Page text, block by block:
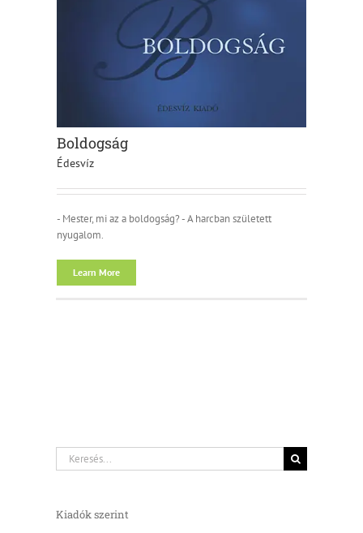
Boldogság
Édesvíz
- Mester, mi az a boldogság? - A harcban született
nyugalom.
Learn More
Keresés...
Kiadók szerint